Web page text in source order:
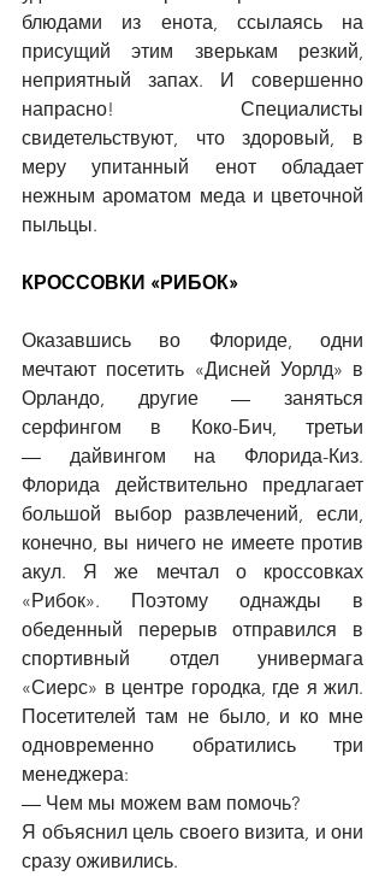
блюдами из енота, ссылаясь на
присущий этим зверькам резкий,
неприятный запах. И совершенно
напрасно! Специалисты
свидетельствуют, что здоровый, в
меру упитанный енот обладает
нежным ароматом меда и цветочной
пыльцы.
КРОССОВКИ «РИБОК»
Оказавшись во Флориде, одни
мечтают посетить «Дисней Уорлд» в
Орландо, другие — заняться
— дайвингом на Флорида-Киз.
Флорида действительно предлагает
большой выбор развлечений, если,
конечно, вы ничего не имеете против
акул. Я же мечтал о кроссовках
«Рибок». Поэтому однажды в
обеденный перерыв отправился в
спортивный отдел универмага
«Сиерс» в центре городка, где я жил.
Посетителей там не было, и ко мне
одновременно обратились три
менеджера:
— Чем мы можем вам помочь?
Я объяснил цель своего визита, и они
сразу оживились.